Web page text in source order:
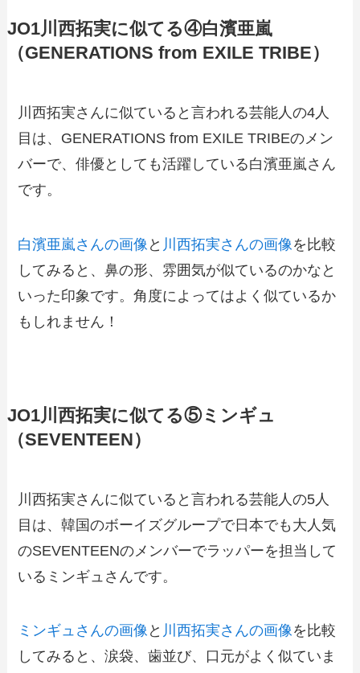
JO1川西拓実に似てる④白濱亜嵐
（GENERATIONS from EXILE TRIBE）
川西拓実さんに似ていると言われる芸能人の4人
目は、GENERATIONS from EXILE TRIBEのメン
バーで、俳優としても活躍している白濱亜嵐さん
です。
白濱亜嵐さんの画像 と 川西拓実さんの画像 を比較
してみると、鼻の形、雰囲気が似ているのかなと
いった印象です。角度によってはよく似ているか
もしれません！
JO1川西拓実に似てる⑤ミンギュ
（SEVENTEEN）
川西拓実さんに似ていると言われる芸能人の5人
目は、韓国のボーイズグループで日本でも大人気
のSEVENTEENのメンバーでラッパーを担当して
いるミンギュさんです。
ミンギュさんの画像 と 川西拓実さんの画像を比較
してみると、涙袋、歯並び、口元がよく似ていま